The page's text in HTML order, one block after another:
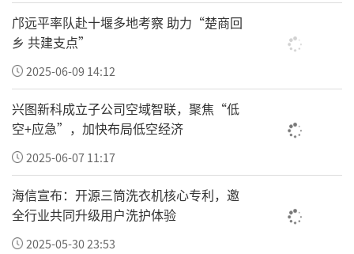
服务，实现线上科普造势、线下落地帮扶双向
协同。随着联盟合作版图持续扩容，各行各业
爱心主体不断加盟，金钥匙工程逐步实现全民
参与、全域联动的公益新格局。
4.锚定蓝图：诚邀全社会携手同行
独家冠名赋能、健康驿站落地、公益联盟搭建
三大战略全面落地，标志着金钥匙工程正式迈
入规范化、规模化、长效化高质量发展新阶
段。现阶段，在刘学梅、周海团队统筹推进
邝远平率队赴十堰多地考察 助力“楚商回
乡 共建支点”
2025-06-09 14:12
兴图新科成立子公司空域智联，聚焦“低
空+应急”，加快布局低空经济
2025-06-07 11:17
海信宣布：开源三筒洗衣机核心专利，邀
全行业共同升级用户洗护体验
2025-05-30 23:53